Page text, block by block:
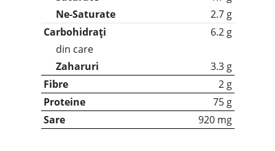
Ne-Saturate
2.7 g
Carbohidrați
6.2 g
din care
Zaharuri
3.3 g
Fibre
2 g
Proteine
75 g
Sare
920 mg